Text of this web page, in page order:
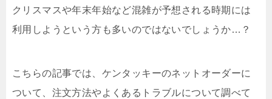
クリスマスや年末年始など混雑が予想される時期には
利用しようという方も多いのではないでしょうか…？
こちらの記事では、ケンタッキーのネットオーダーに
ついて、注文方法やよくあるトラブルについて調べて